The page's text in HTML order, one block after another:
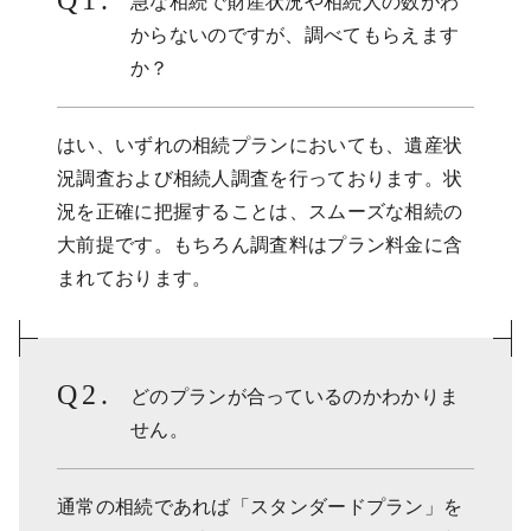
からないのですが、調べてもらえます
か？
はい、いずれの相続プランにおいても、遺産状
況調査および相続人調査を行っております。状
況を正確に把握することは、スムーズな相続の
大前提です。もちろん調査料はプラン料金に含
まれております。
どのプランが合っているのかわかりま
せん。
通常の相続であれば「スタンダードプラン」を